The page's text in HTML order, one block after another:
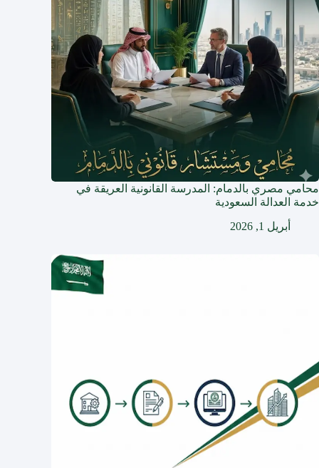
محامي مصري بالدمام: المدرسة القانونية العريقة في
خدمة العدالة السعودية
أبريل 1, 2026